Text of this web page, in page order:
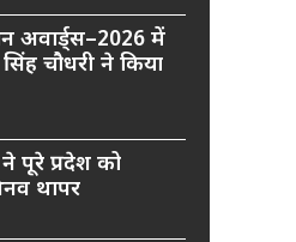
अवार्ड्स–2026 में
सिंह चौधरी ने किया
ने पूरे प्रदेश को
थापर